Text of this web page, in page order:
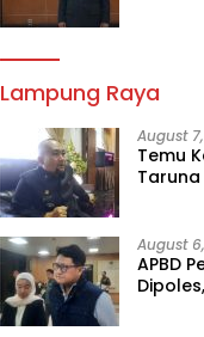
Lampung Raya
August
Temu
Taruna
August
APBD